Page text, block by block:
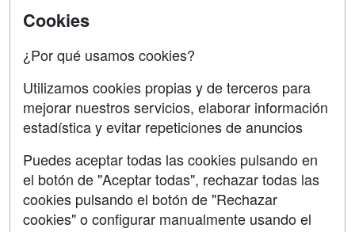
Contactar
Copyleft
Grupo formazion:
Cookies
¿Por qué usamos cookies?
Utilizamos cookies propias y de terceros para
mejorar nuestros servicios, elaborar información
estadística y evitar repeticiones de anuncios
Puedes aceptar todas las cookies pulsando en
el botón de "Aceptar todas", rechazar todas las
cookies pulsando el botón de "Rechazar
cookies" o configurar manualmente usando el